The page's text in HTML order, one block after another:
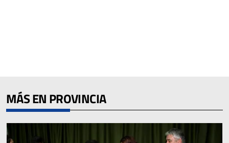
MÁS EN PROVINCIA